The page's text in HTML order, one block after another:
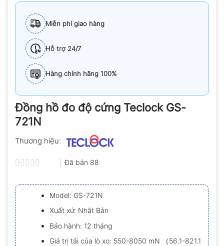
Miễn phí giao hàng
Hỗ trợ 24/7
Hàng chính hãng 100%
Đồng hồ đo độ cứng Teclock GS-
721N
Thương hiệu:
xếp
hạng
0.0
5
sao
Đã bán 88
Model: GS-721N
Xuất xứ: Nhật Bản
Bảo hành: 12 tháng
Giá trị tải của lò xo: 550-8050 mN （56.1-821.1